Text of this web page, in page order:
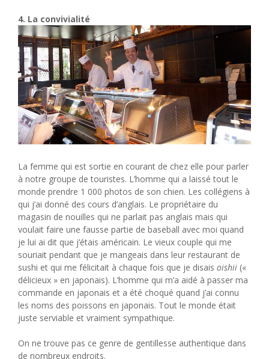
4. La convivialité
La femme qui est sortie en courant de chez elle pour parler
à notre groupe de touristes. L’homme qui a laissé tout le
monde prendre 1 000 photos de son chien. Les collégiens à
qui j’ai donné des cours d’anglais. Le propriétaire du
magasin de nouilles qui ne parlait pas anglais mais qui
voulait faire une fausse partie de baseball avec moi quand
je lui ai dit que j’étais américain. Le vieux couple qui me
souriait pendant que je mangeais dans leur restaurant de
sushi et qui me félicitait à chaque fois que je disais oishii («
délicieux » en japonais). L’homme qui m’a aidé à passer ma
commande en japonais et a été choqué quand j’ai connu
les noms des poissons en japonais. Tout le monde était
juste serviable et vraiment sympathique.
On ne trouve pas ce genre de gentillesse authentique dans
de nombreux endroits.